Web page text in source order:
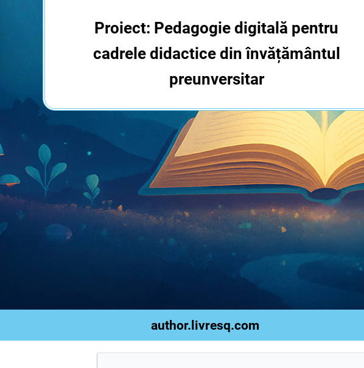
Proiect: Pedagogie digitală pentru
cadrele didactice din învățământul
preunversitar
author.livresq.com